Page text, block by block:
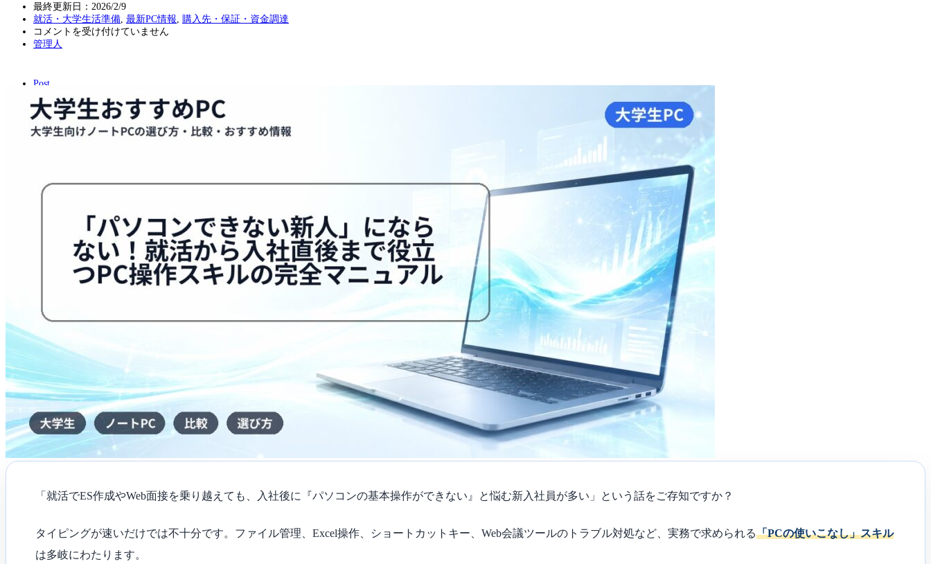
最終更新日： 2026/2/9
就活・大学生活準備 最新PC情報
購入先・保証・資金調達
「パ
ソ
で
な
い
新
な
ま
役
PC
操
作
ス
キ
ル
マ
ア
ル
は
コメントを受け付けていません
管理人
Post
「就活でES作成やWeb面接を乗り越えても、入社後に『パソコンの基本操作ができない』と悩む新入社員が多い」という話をご存知ですか？
タイピングが速いだけでは不十分です。ファイル管理、Excel操作、ショートカットキー、Web会議ツールのトラブル対処など、実務で求められる「PCの使いこなし」スキル
は多岐にわたります。